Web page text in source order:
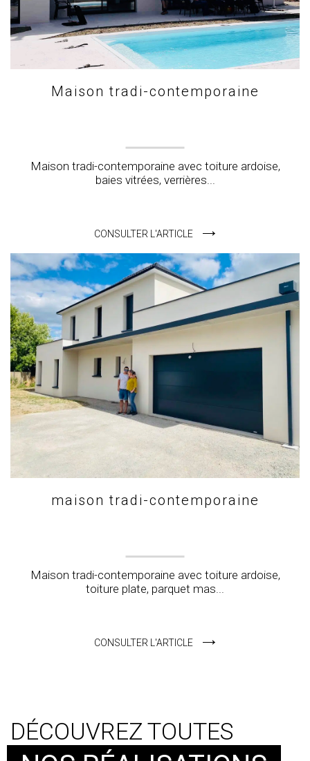
Maison tradi-contemporaine
Maison tradi-contemporaine avec toiture ardoise,
baies vitrées, verrières...
CONSULTER L'ARTICLE
maison tradi-contemporaine
Maison tradi-contemporaine avec toiture ardoise,
toiture plate, parquet mas...
CONSULTER L'ARTICLE
DÉCOUVREZ TOUTES